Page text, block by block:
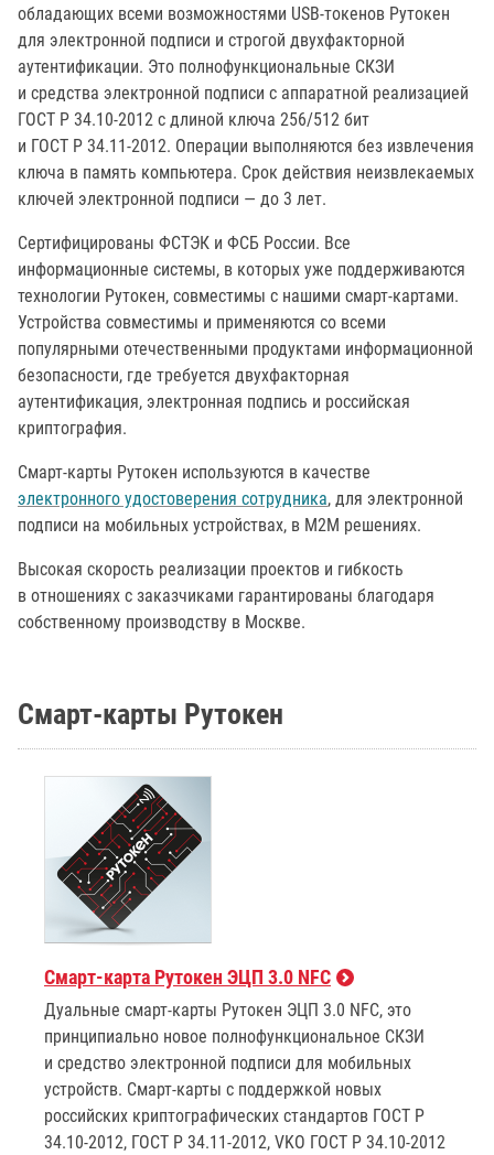
обладающих всеми возможностями USB-токенов Рутокен
для электронной подписи и строгой двухфакторной
аутентификации. Это полнофункциональные СКЗИ
и средства электронной подписи с аппаратной реализацией
ГОСТ Р 34.10-2012 с длиной ключа 256/512 бит
и ГОСТ Р 34.11-2012. Операции выполняются без извлечения
ключа в память компьютера. Срок действия неизвлекаемых
ключей электронной подписи — до 3 лет.
Сертифицированы ФСТЭК и ФСБ России. Все
информационные системы, в которых уже поддерживаются
технологии Рутокен, совместимы с нашими смарт-картами.
Устройства совместимы и применяются со всеми
популярными отечественными продуктами информационной
безопасности, где требуется двухфакторная
аутентификация, электронная подпись и российская
криптография.
Смарт-карты Рутокен используются в качестве
электронного удостоверения сотрудника, для электронной
подписи на мобильных устройствах, в М2М решениях.
Высокая скорость реализации проектов и гибкость
в отношениях с заказчиками гарантированы благодаря
собственному производству в Москве.
Смарт-карты Рутокен
Смарт-карта Рутокен ЭЦП 3.0 NFC
Дуальные смарт-карты Рутокен ЭЦП 3.0 NFC, это
принципиально новое полнофункциональное СКЗИ
и средство электронной подписи для мобильных
устройств. Смарт-карты с поддержкой новых
российских криптографических стандартов ГОСТ Р
34.10-2012, ГОСТ Р 34.11-2012, VKO ГОСТ Р 34.10-2012